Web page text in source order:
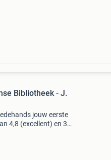
Bibliotheek - J.
jouw eerste
4,8 (excellent) en 30